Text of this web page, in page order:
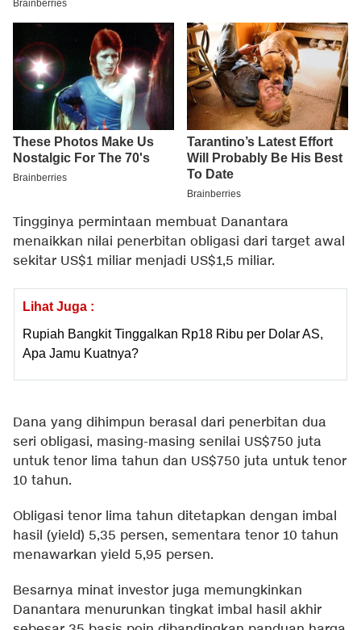
Tingginya permintaan membuat Danantara
menaikkan nilai penerbitan obligasi dari target awal
sekitar US$1 miliar menjadi US$1,5 miliar.
Lihat Juga :
Rupiah Bangkit Tinggalkan Rp18 Ribu per Dolar AS,
Apa Jamu Kuatnya?
Dana yang dihimpun berasal dari penerbitan dua
seri obligasi, masing-masing senilai US$750 juta
untuk tenor lima tahun dan US$750 juta untuk tenor
10 tahun.
Obligasi tenor lima tahun ditetapkan dengan imbal
hasil (yield) 5,35 persen, sementara tenor 10 tahun
menawarkan yield 5,95 persen.
Besarnya minat investor juga memungkinkan
Danantara menurunkan tingkat imbal hasil akhir